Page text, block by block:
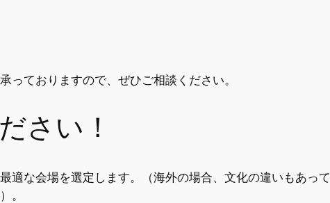
っておりますので、ぜひご相談ください。
さい！
適な会場を選定します。（海外の場合、文化の違いもあっ
。